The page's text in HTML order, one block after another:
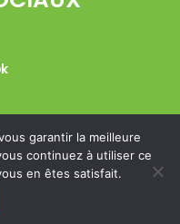
Rainettes
garantir la meilleure
continuez à utiliser ce
en êtes satisfait.